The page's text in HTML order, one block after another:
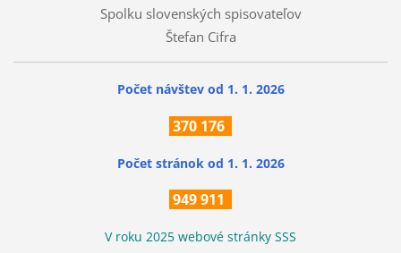
Spolku slovenských spisovateľov
Štefan Cifra
Počet návštev od 1. 1. 2026
370 176
Počet stránok od 1. 1. 2026
949 911
V roku 2025 webové stránky SSS